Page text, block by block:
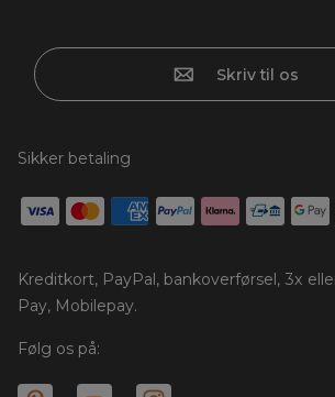
Skriv til os
Sikker betaling
Kreditkort, PayPal, bankoverførsel, 3x
Pay, Mobilepay.
Følg os på: